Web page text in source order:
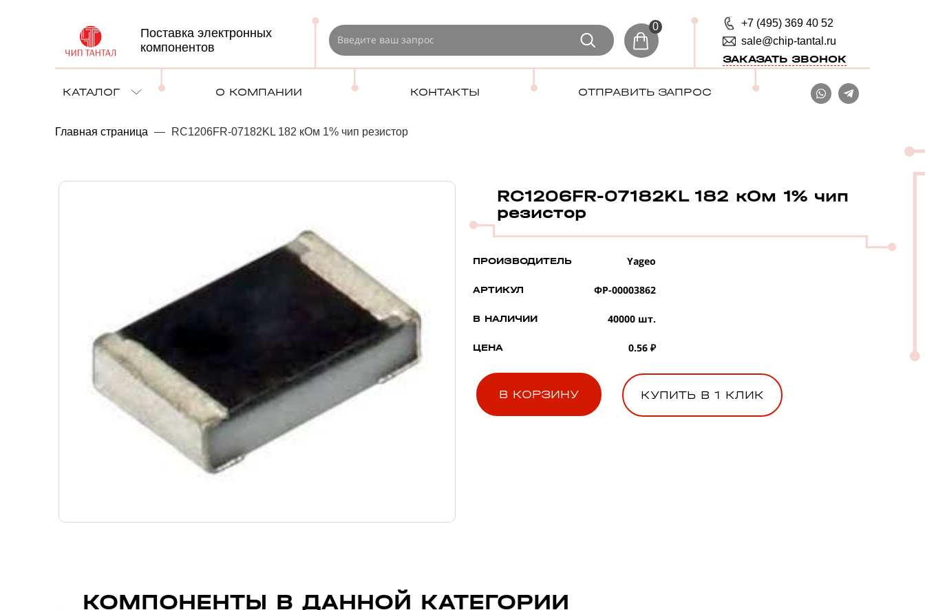
Поставка электронных
компонентов
0
+7 (495) 369 40 52
sale@chip-tantal.ru
ЗАКАЗАТЬ ЗВОНОК
КАТАЛОГ О КОМПАНИИ КОНТАКТЫ ОТПРАВИТЬ ЗАПРОС
Главная страница — RC1206FR-07182KL 182 кОм 1% чип резистор
RC1206FR-07182KL 182 кОм 1% чип
резистор
ПРОИЗВОДИТЕЛЬ Yageo
АРТИКУЛ ФР-00003862
В НАЛИЧИИ 40000 шт.
ЦЕНА 0.56 ₽
В КОРЗИНУ КУПИТЬ В 1 КЛИК
КОМПОНЕНТЫ В ДАННОЙ КАТЕГОРИИ